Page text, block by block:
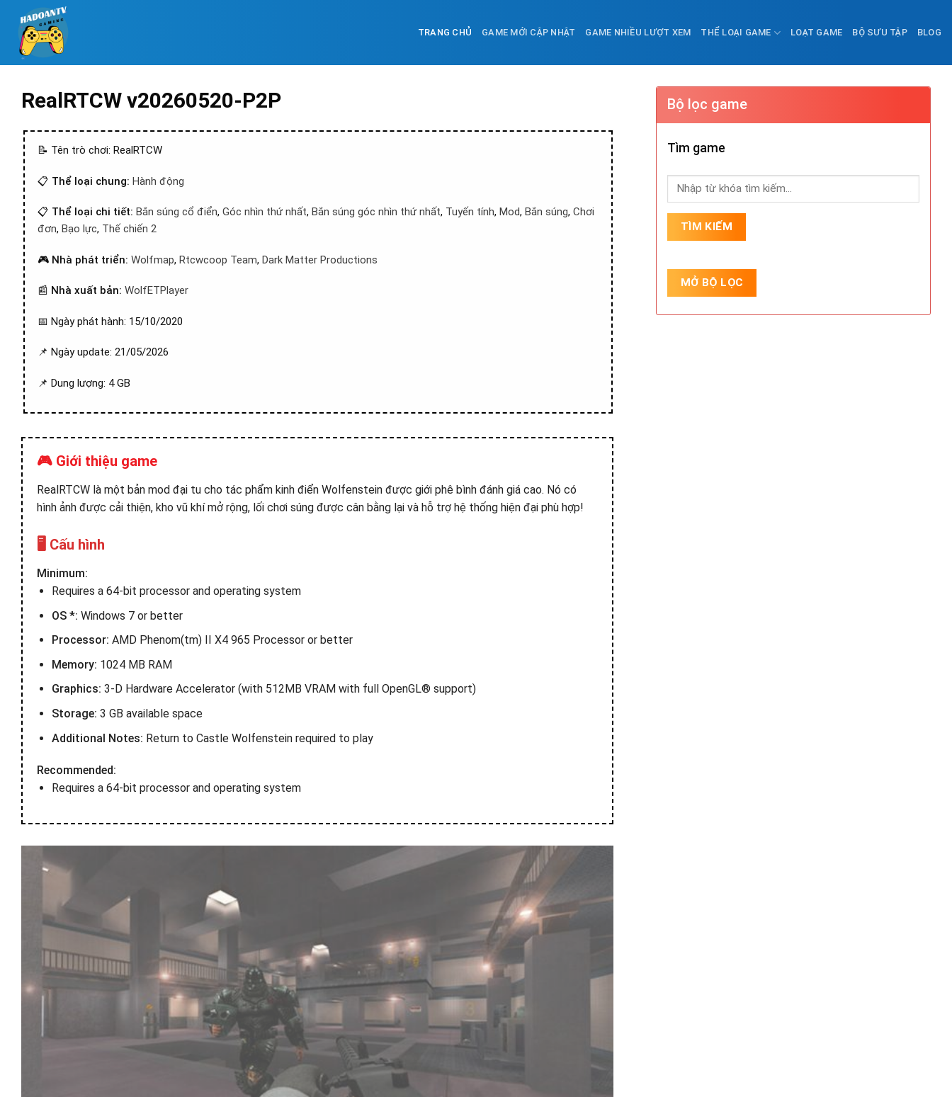
TRANG CHỦ GAME MỚI CẬP NHẬT GAME NHIỀU LƯỢT XEM THỂ LOẠI GAME LOẠT GAME BỘ SƯU TẬP BLOG
RealRTCW v20260520-P2P
📝 Tên trò chơi: RealRTCW
📋 Thể loại chung: Hành động
📋 Thể loại chi tiết: Bắn súng cổ điển, Góc nhìn thứ nhất, Bắn súng góc nhìn thứ nhất, Tuyến tính, Mod, Bắn súng, Chơi
đơn, Bạo lực, Thế chiến 2
🎮 Nhà phát triển: Wolfmap, Rtcwcoop Team, Dark Matter Productions
📰 Nhà xuất bản: WolfETPlayer
📅 Ngày phát hành: 15/10/2020
📌 Ngày update: 21/05/2026
📌 Dung lượng: 4 GB
🎮 Giới thiệu game
RealRTCW là một bản mod đại tu cho tác phẩm kinh điển Wolfenstein được giới phê bình đánh giá cao. Nó có
hình ảnh được cải thiện, kho vũ khí mở rộng, lối chơi súng được cân bằng lại và hỗ trợ hệ thống hiện đại phù hợp!
🖥️ Cấu hình
Minimum:
Requires a 64-bit processor and operating system
OS *: Windows 7 or better
Processor: AMD Phenom(tm) II X4 965 Processor or better
Memory: 1024 MB RAM
Graphics: 3-D Hardware Accelerator (with 512MB VRAM with full OpenGL® support)
Storage: 3 GB available space
Additional Notes: Return to Castle Wolfenstein required to play
Recommended:
Requires a 64-bit processor and operating system
Bộ lọc game
Tìm game